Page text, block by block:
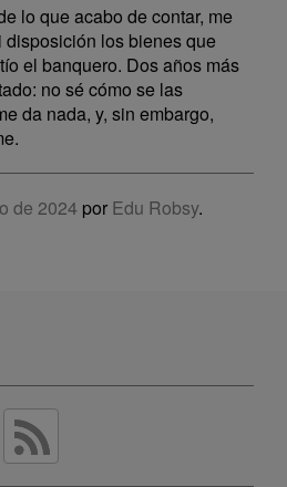
lo que acabo de contar, me
los bienes que
el banquero. Dos años más
no sé cómo se las
da nada, y, sin embargo,
de 2024 por Edu Robsy.